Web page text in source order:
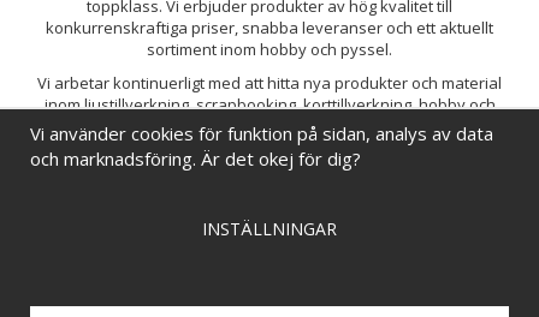
toppklass. Vi erbjuder produkter av hög kvalitet till
konkurrenskraftiga priser, snabba leveranser och ett aktuellt
sortiment inom hobby och pyssel.
Vi arbetar kontinuerligt med att hitta nya produkter och material
inom ljustillverkning, scrapbooking, korttillverkning, hobby och
pyssel. Målet är att bredda sortimentet och löpande förbättra och
utveckla vårt utbud, så att du alltid kan hitta det du behöver hos oss.
Vi använder cookies för funktion på sidan, analys av data
och marknadsföring. Är det okej för dig?
INSTÄLLNINGAR